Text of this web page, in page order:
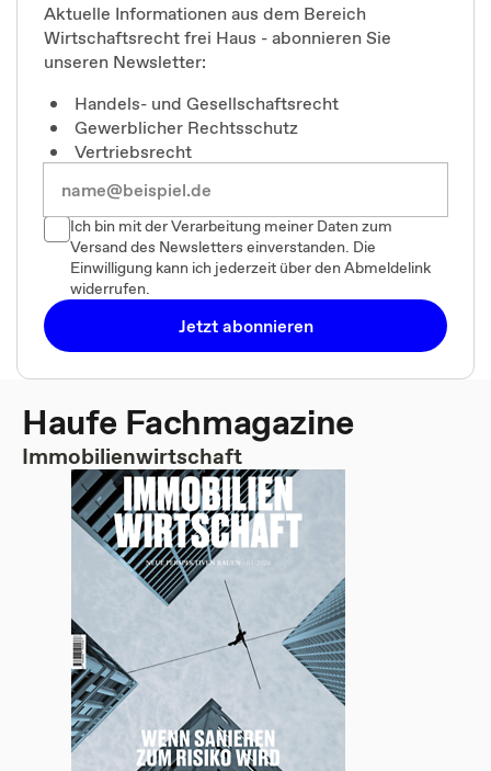
Aktuelle Informationen aus dem Bereich
Wirtschaftsrecht frei Haus - abonnieren Sie
unseren Newsletter:
Handels- und Gesellschaftsrecht
Gewerblicher Rechtsschutz
Vertriebsrecht
Ich bin mit der Verarbeitung meiner Daten zum
Versand des Newsletters einverstanden. Die
Einwilligung kann ich jederzeit über den Abmeldelink
widerrufen.
Jetzt abonnieren
Haufe Fachmagazine
Immobilienwirtschaft